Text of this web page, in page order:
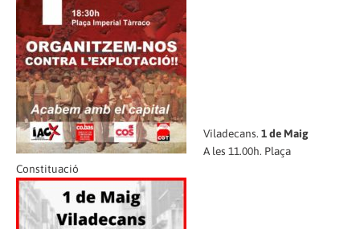
Viladecans. 1 de Maig
A les 11.00h. Plaça
Constituació